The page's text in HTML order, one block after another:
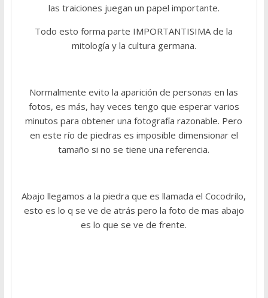
las traiciones juegan un papel importante.
Todo esto forma parte IMPORTANTISIMA de la
mitología y la cultura germana.
Normalmente evito la aparición de personas en las
fotos, es más, hay veces tengo que esperar varios
minutos para obtener una fotografía razonable. Pero
en este río de piedras es imposible dimensionar el
tamaño si no se tiene una referencia.
Abajo llegamos a la piedra que es llamada el Cocodrilo,
esto es lo q se ve de atrás pero la foto de mas abajo
es lo que se ve de frente.